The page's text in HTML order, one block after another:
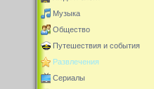
Музыка
Общество
Путешествия и события
Развлечения
Сериалы